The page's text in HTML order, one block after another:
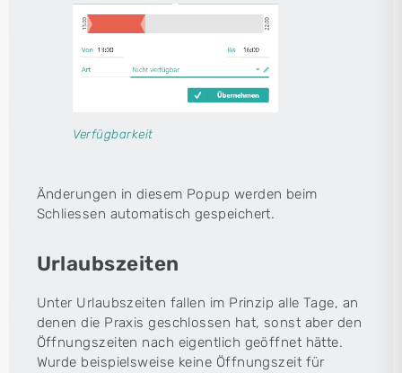
Verfügbarkeit
Änderungen in diesem Popup werden beim
Schliessen automatisch gespeichert.
Urlaubszeiten
Unter Urlaubszeiten fallen im Prinzip alle Tage, an
denen die Praxis geschlossen hat, sonst aber den
Öffnungszeiten nach eigentlich geöffnet hätte.
Wurde beispielsweise keine Öffnungszeit für